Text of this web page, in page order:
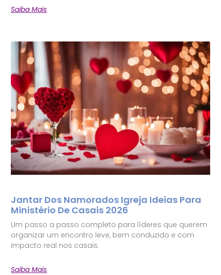
Saiba Mais
Jantar Dos Namorados Igreja Ideias Para
Ministério De Casais 2026
Um passo a passo completo para líderes que querem
organizar um encontro leve, bem conduzido e com
impacto real nos casais.
Saiba Mais